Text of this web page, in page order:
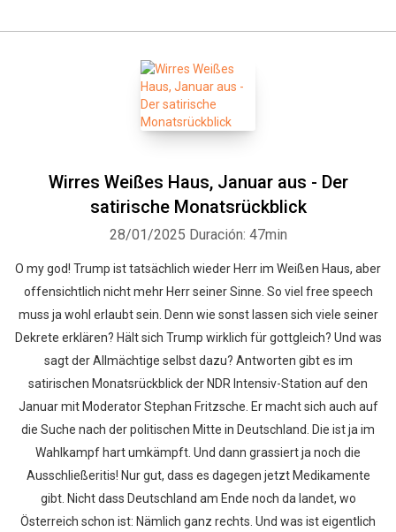
Wirres Weißes Haus, Januar aus - Der
satirische Monatsrückblick
28/01/2025 Duración: 47min
O my god! Trump ist tatsächlich wieder Herr im Weißen Haus, aber
offensichtlich nicht mehr Herr seiner Sinne. So viel free speech
muss ja wohl erlaubt sein. Denn wie sonst lassen sich viele seiner
Dekrete erklären? Hält sich Trump wirklich für gottgleich? Und was
sagt der Allmächtige selbst dazu? Antworten gibt es im
satirischen Monatsrückblick der NDR Intensiv-Station auf den
Januar mit Moderator Stephan Fritzsche. Er macht sich auch auf
die Suche nach der politischen Mitte in Deutschland. Die ist ja im
Wahlkampf hart umkämpft. Und dann grassiert ja noch die
Ausschließeritis! Nur gut, dass es dagegen jetzt Medikamente
gibt. Nicht dass Deutschland am Ende noch da landet, wo
Österreich schon ist: Nämlich ganz rechts. Und was ist eigentlich